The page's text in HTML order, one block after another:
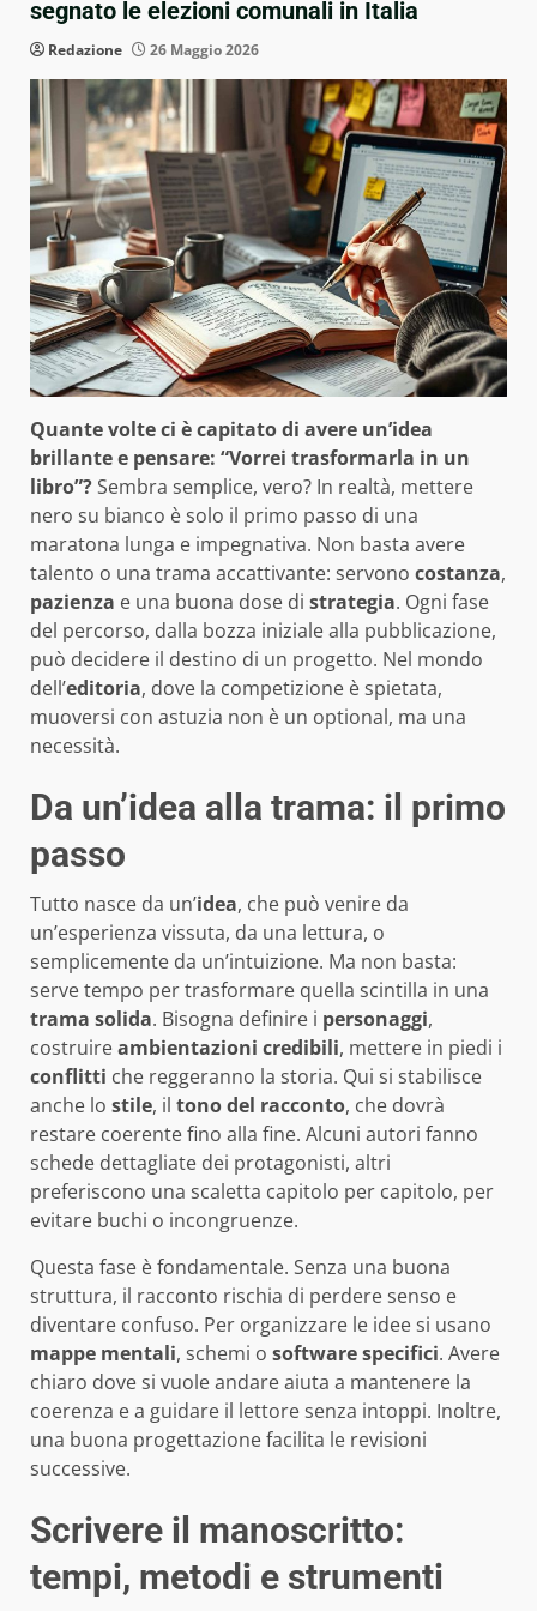
segnato le elezioni comunali in Italia
Redazione 26 Maggio 2026
Quante volte ci è capitato di avere un’idea
brillante e pensare: “Vorrei trasformarla in un
libro”?Sembra semplice, vero? In realtà, mettere
nero su bianco è solo il primo passo di una
maratona lunga e impegnativa. Non basta avere
talento o una trama accattivante: servono costanza,
pazienza e una buona dose di strategia. Ogni fase
del percorso, dalla bozza iniziale alla pubblicazione,
può decidere il destino di un progetto. Nel mondo
dell’editoria, dove la competizione è spietata,
muoversi con astuzia non è un optional, ma una
necessità.
Da un’idea alla trama: il primo
passo
Tutto nasce da un’idea, che può venire da
un’esperienza vissuta, da una lettura, o
semplicemente da un’intuizione. Ma non basta:
serve tempo per trasformare quella scintilla in una
trama solida. Bisogna definire i personaggi,
costruireambientazioni credibili, mettere in piedi i
conflitti che reggeranno la storia. Qui si stabilisce
anche lo stile, il tono del racconto, che dovrà
restare coerente fino alla fine. Alcuni autori fanno
schede dettagliate dei protagonisti, altri
preferiscono una scaletta capitolo per capitolo, per
evitare buchi o incongruenze.
Questa fase è fondamentale. Senza una buona
struttura, il racconto rischia di perdere senso e
diventare confuso. Per organizzare le idee si usano
mappe mentali, schemi o software specifici. Avere
chiaro dove si vuole andare aiuta a mantenere la
coerenza e a guidare il lettore senza intoppi. Inoltre,
una buona progettazione facilita le revisioni
successive.
Scrivere il manoscritto:
tempi, metodi e strumenti